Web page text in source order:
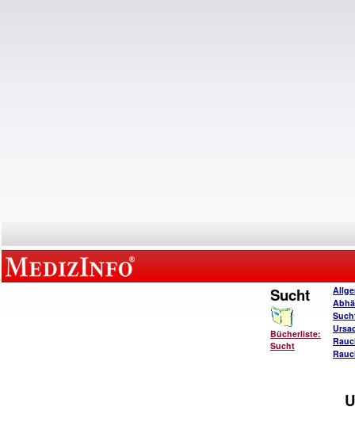
Sucht
Bücherliste:
Sucht